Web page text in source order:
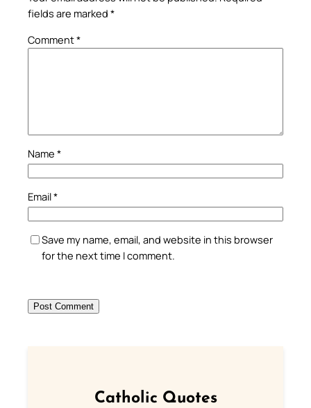
fields are marked *
Comment*
Name *
Email*
Save my name, email, and website in this browser
for the next time I comment.
Catholic Quotes